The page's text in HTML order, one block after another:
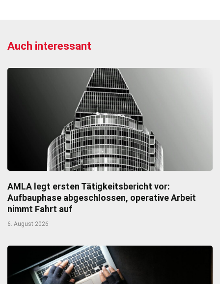
Auch interessant
AMLA legt ersten Tätigkeitsbericht vor:
Aufbauphase abgeschlossen, operative Arbeit
nimmt Fahrt auf
6. August 2026